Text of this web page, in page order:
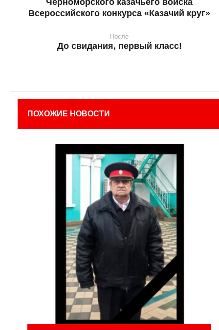
Всероссийского конкурса «Казачий круг»
После
До свидания, первый класс!
ПОХОЖИЕ НОВОСТИ